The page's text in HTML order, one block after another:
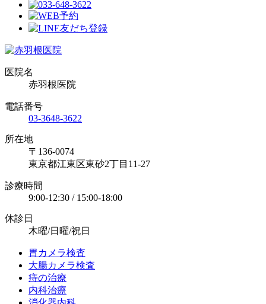
医院名
赤羽根医院
電話番号
03-3648-3622
所在地
〒136-0074
東京都江東区東砂2丁目11-27
診療時間
9:00-12:30 / 15:00-18:00
休診日
木曜/日曜/祝日
胃カメラ検査
大腸カメラ検査
痔の治療
内科治療